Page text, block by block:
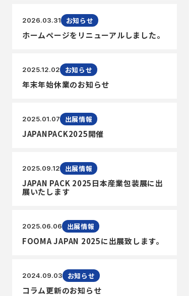
2026.03.31 お知らせ
ホームページをリニューアルしました。
2025.12.02 お知らせ
年末年始休業のお知らせ
2025.01.07 出展情報
JAPANPACK2025開催
2025.09.12 出展情報
JAPAN PACK 2025日本産業包装展に出
展いたします
2025.06.06 出展情報
FOOMA JAPAN 2025に出展致します。
2024.09.03 お知らせ
コラム更新のお知らせ